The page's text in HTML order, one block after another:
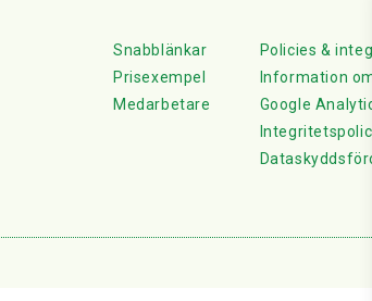
Snabblänkar
Prisexempel
Medarbetare
Policies &
Information
Google